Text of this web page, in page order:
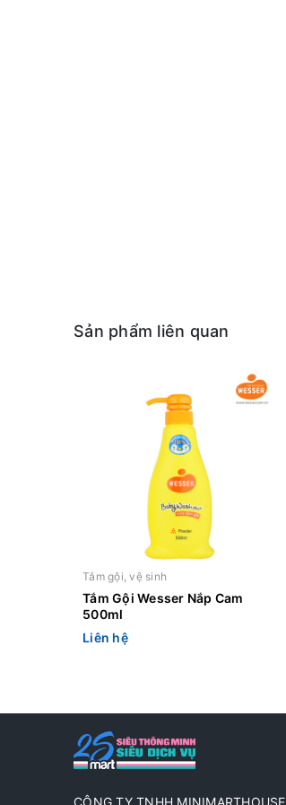
Sản phẩm liên quan
Tắm gội, vệ sinh
Tắm Gội Wesser Nắp Cam
500ml
Liên hệ
CÔNG TY TNHH MINIMARTHOUSE